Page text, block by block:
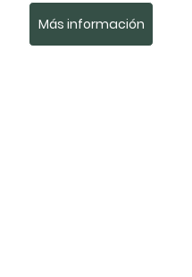
Más información